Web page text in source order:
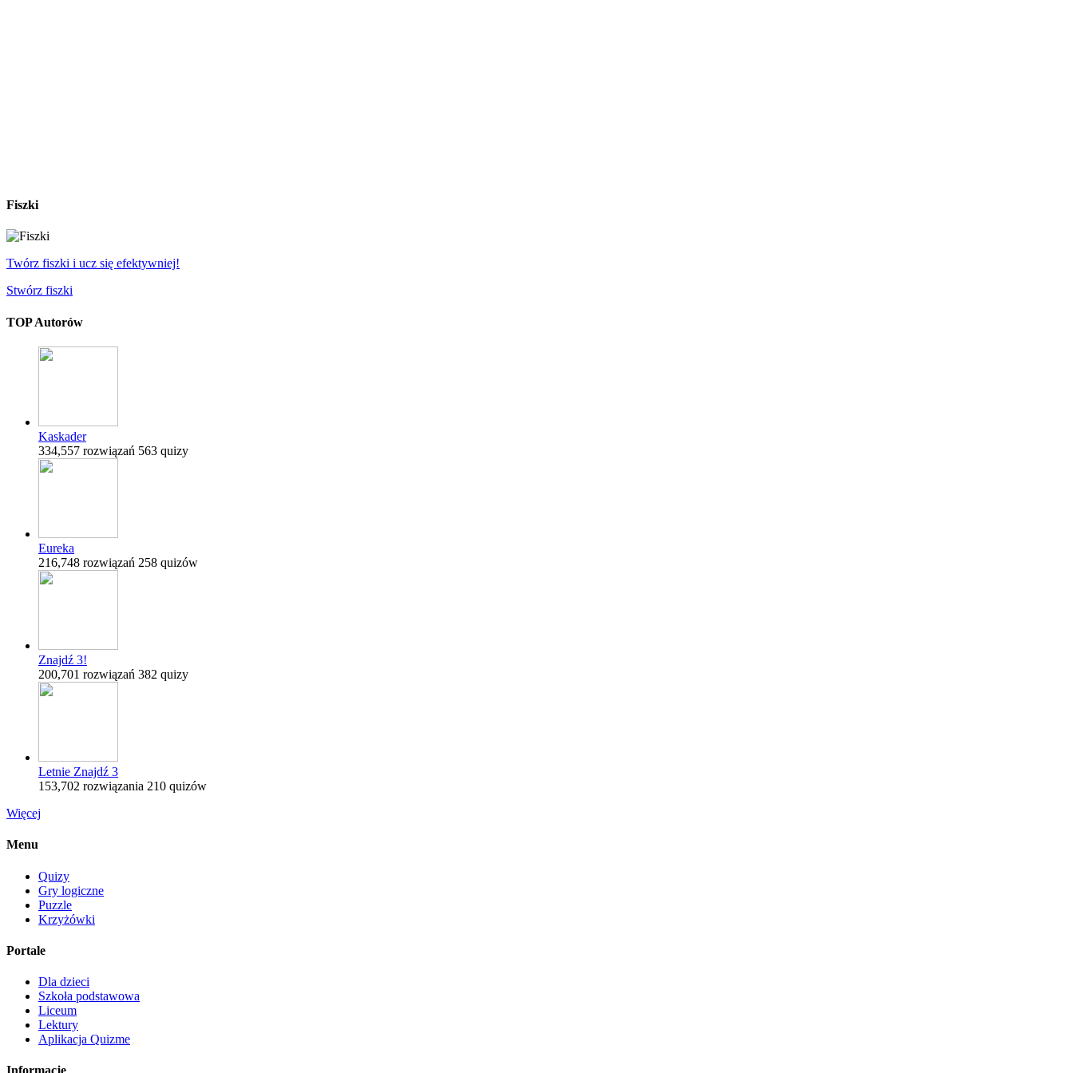
Fiszki
Twórz fiszki i ucz się efektywniej!
Stwórz fiszki
TOP Autorów
Kaskader
334,557 rozwiązań 563 quizy
Eureka
216,748 rozwiązań 258 quizów
Znajdź 3!
200,701 rozwiązań 382 quizy
Letnie Znajdź 3
153,702 rozwiązania 210 quizów
Więcej
Menu
Quizy
Gry logiczne
Puzzle
Krzyżówki
Portale
Dla dzieci
Szkoła podstawowa
Liceum
Lektury
Aplikacja Quizme